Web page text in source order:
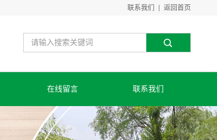
联系我们 返回首页
在线留言 联系我们